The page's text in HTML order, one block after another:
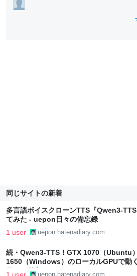
同じサイトの新着
多言語ボイスクローンTTS『Qwen3-
てみた - uepon日々の備忘録
1 user uepon.hatenadiary.com
続・Qwen3-TTS！GTX 1070（Ubuntu
1650（Windows）のローカルGPUで動
日々の備忘録uepon.hatenadiary.com